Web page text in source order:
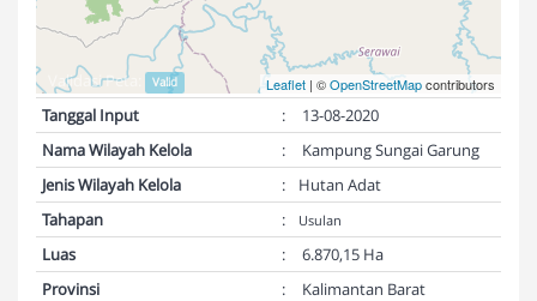
Leaflet | ©OpenStreetMapcontributors
Validasi Peta: Valid
Tanggal Input :
13-08-2020
Nama Wilayah Kelola
:
Kampung Sungai Garung
Jenis Wilayah Kelola
:
Hutan Adat
Tahapan
: Usulan
Luas :
6.870,15 Ha
Provinsi
:
Kalimantan Barat